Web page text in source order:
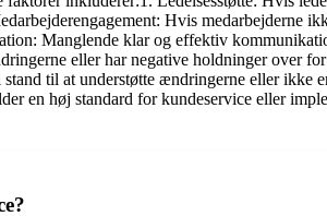
Hvis medarbejderne
Manglende klar og effektiv
eller har negative holdninger over
til at understøtte ændringerne eller ikke
en høj standard for kundeservice eller